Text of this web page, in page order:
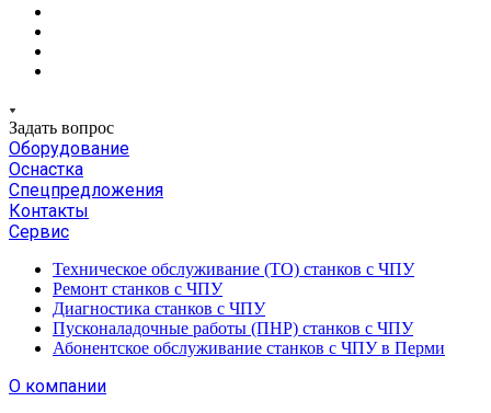
Задать вопрос
Оборудование
Оснастка
Спецпредложения
Контакты
Сервис
Техническое обслуживание (ТО) станков с ЧПУ
Ремонт станков с ЧПУ
Диагностика станков с ЧПУ
Пусконаладочные работы (ПНР) станков с ЧПУ
Абонентское обслуживание станков с ЧПУ в Перми
О компании